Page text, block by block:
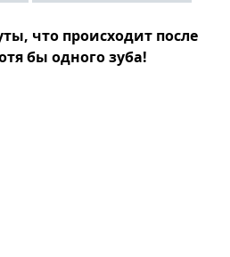
что происходит после
бы одного зуба!